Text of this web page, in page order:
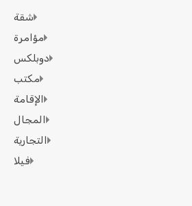
شقة
مؤامرة
دوبلكس
مكتب
الإقامة
المجال
التجارية
فيلا